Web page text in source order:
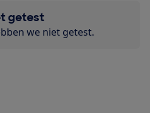
getest
we niet getest.